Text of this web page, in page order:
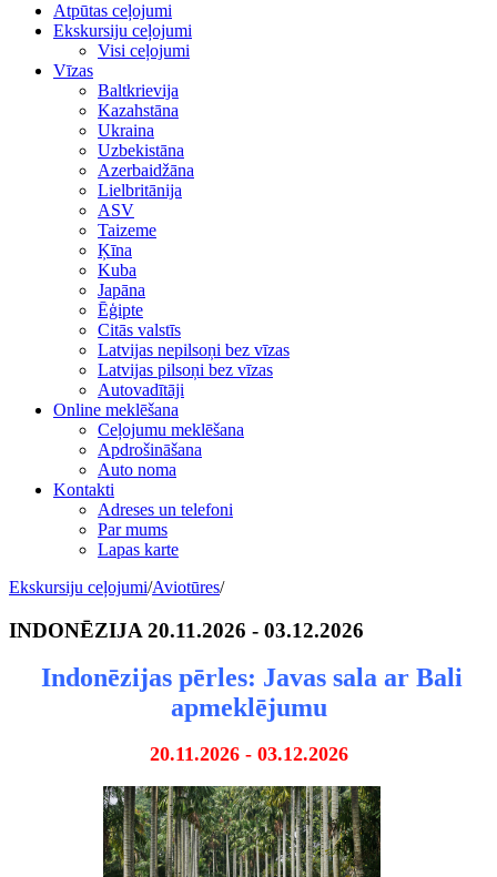
Atpūtas ceļojumi
Ekskursiju ceļojumi
Visi ceļojumi
Vīzas
Baltkrievija
Kazahstāna
Ukraina
Uzbekistāna
Azerbaidžāna
Lielbritānija
ASV
Taizeme
Ķīna
Kuba
Japāna
Ēģipte
Citās valstīs
Latvijas nepilsoņi bez vīzas
Latvijas pilsoņi bez vīzas
Autovadītāji
Online meklēšana
Ceļojumu meklēšana
Apdrošināšana
Auto noma
Kontakti
Adreses un telefoni
Par mums
Lapas karte
Ekskursiju ceļojumi/Aviotūres/
INDONĒZIJA 20.11.2026 - 03.12.2026
Indonēzijas pērles: Javas sala ar Bali
apmeklējumu
20.11.2026 - 03.12.2026